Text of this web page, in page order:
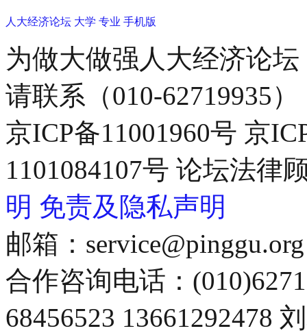
人大经济论坛 大学 专业 手机版
为做大做强人大经济论
请联系（010-62719935）
京ICP备11001960号 京
1101084107号 论坛法律
明 免责及隐私声明
邮箱：service@pinggu.org
合作咨询电话：
68456523 13661292478